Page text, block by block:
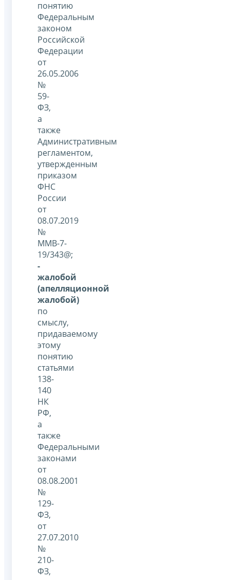
понятию
Федеральным
законом
Российской
Федерации
от
26.05.2006
№
59-
ФЗ,
а
также
Административным
регламентом,
утвержденным
приказом
ФНС
России
от
08.07.2019
№
ММВ-7-
19/343@;
-
жалобой
(апелляционной
жалобой)
по
смыслу,
придаваемому
этому
понятию
статьями
138-
140
НК
РФ,
а
также
Федеральными
законами
от
08.08.2001
№
129-
ФЗ,
от
27.07.2010
№
210-
ФЗ,